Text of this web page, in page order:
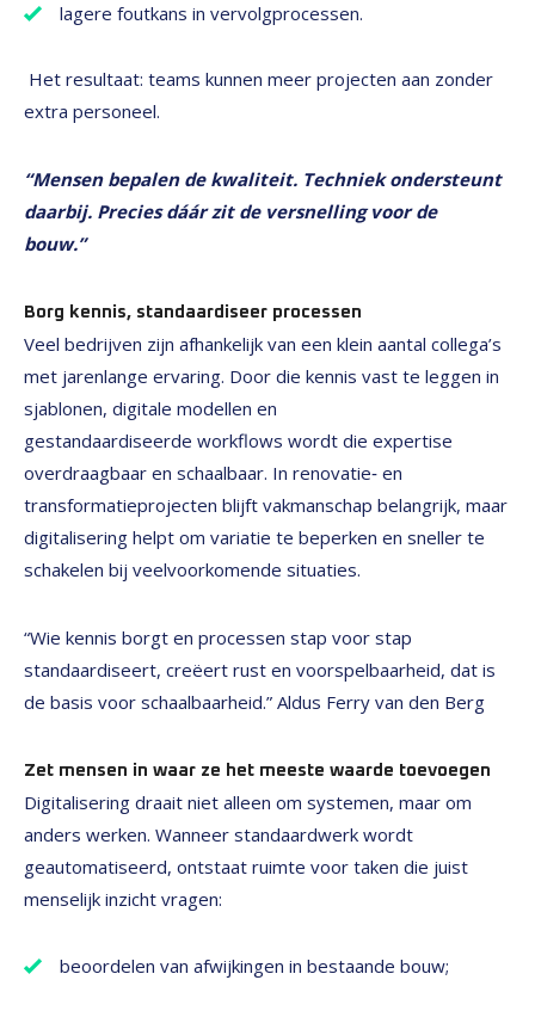
lagere foutkans in vervolgprocessen.
Het resultaat: teams kunnen meer projecten aan zonder
extra personeel.
“Mensen bepalen de kwaliteit. Techniek ondersteunt
daarbij. Precies dáár zit de versnelling voor de
bouw.”
Borg kennis, standaardiseer processen
Veel bedrijven zijn afhankelijk van een klein aantal collega’s
met jarenlange ervaring. Door die kennis vast te leggen in
sjablonen, digitale modellen en
gestandaardiseerde workflows wordt die expertise
overdraagbaar en schaalbaar. In renovatie‑ en
transformatieprojecten blijft vakmanschap belangrijk, maar
digitalisering helpt om variatie te beperken en sneller te
schakelen bij veelvoorkomende situaties.
“Wie kennis borgt en processen stap voor stap
standaardiseert, creëert rust en voorspelbaarheid, dat is
de basis voor schaalbaarheid.” Aldus Ferry van den Berg
Zet mensen in waar ze het meeste waarde toevoegen
Digitalisering draait niet alleen om systemen, maar om
anders werken. Wanneer standaardwerk wordt
geautomatiseerd, ontstaat ruimte voor taken die juist
menselijk inzicht vragen:
beoordelen van afwijkingen in bestaande bouw;